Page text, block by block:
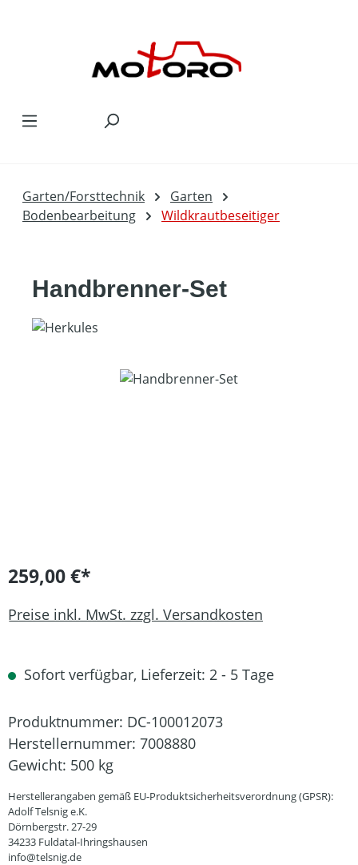
Garten/Forsttechnik
Garten
Bodenbearbeitung
Wildkrautbeseitiger
Handbrenner-Set
Bildergalerie überspringen
259,00 €*
Preise inkl. MwSt. zzgl. Versandkosten
Sofort verfügbar, Lieferzeit: 2 - 5 Tage
Produktnummer: DC-100012073
Herstellernummer: 7008880
Gewicht: 500 kg
Herstellerangaben gemäß EU-Produktsicherheitsverordnung (GPSR):
Adolf Telsnig e.K.
Dörnbergstr. 27-29
34233 Fuldatal-Ihringshausen
info@telsnig.de